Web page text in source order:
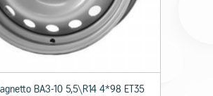
18
ВАЗ-10 5,5\R14 4*98 ET35